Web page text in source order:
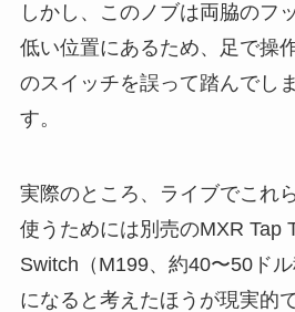
しかし、このノブは両脇のフ
低い位置にあるため、足で操
のスイッチを誤って踏んでし
す。
実際のところ、ライブでこれ
使うためには別売のMXR Tap
Switch（M199、約40〜50ド
になると考えたほうが現実的で